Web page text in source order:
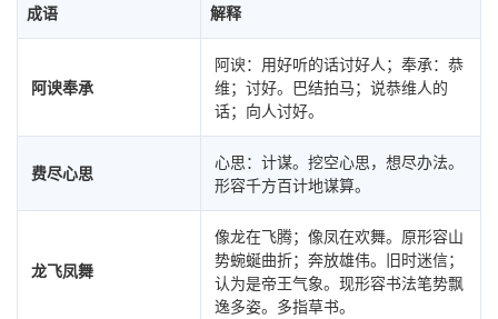
成语 解释
阿谀奉承
阿谀：用好听的话讨好人；奉承：恭
维；讨好。巴结拍马；说恭维人的
话；向人讨好。
费尽心思
心思：计谋。挖空心思，想尽办法。
形容千方百计地谋算。
龙飞凤舞
像龙在飞腾；像凤在欢舞。原形容山
势蜿蜒曲折；奔放雄伟。旧时迷信；
认为是帝王气象。现形容书法笔势飘
逸多姿。多指草书。